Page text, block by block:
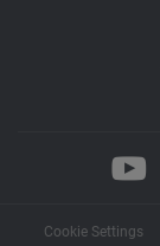
Cookie Settings